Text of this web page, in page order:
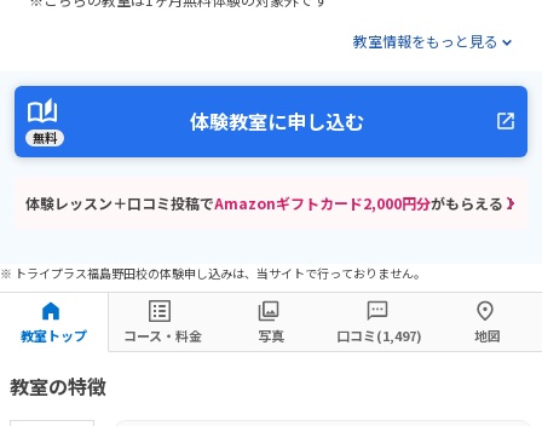
教室情報をもっと見る
無料
体験教室に申し込む
体験レッスン＋口コミ投稿でAmazonギフトカード2,000円分がもらえる！
※ トライプラス福島野田校の体験申し込みは、当サイトで行っておりません。
教室トップ コース・料金 写真 口コミ(1,497) 地図
教室の特徴